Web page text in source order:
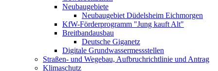
Neubaugebiete
Neubaugebiet Düdelsheim Eichmorgen
KfW-Förderprogramm "Jung kauft Alt"
Breitbandausbau
Deutsche Giganetz
Digitale Grundwassermessstellen
Straßen- und Wegebau, Aufbruchrichtlinie und Antrag
Klimaschutz